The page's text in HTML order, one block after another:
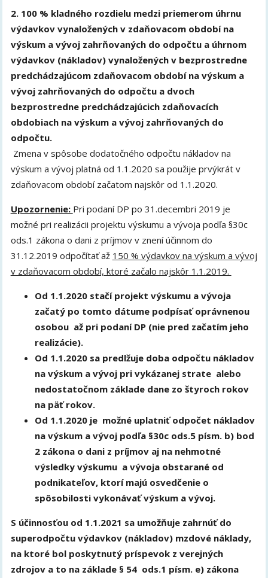
2. 100 % kladného rozdielu medzi priemerom úhrnu
výdavkov vynaložených v zdaňovacom období na
výskum a vývoj zahrňovaných do odpočtu a úhrnom
výdavkov (nákladov) vynaložených v bezprostredne
predchádzajúcom zdaňovacom období na výskum a
vývoj zahrňovaných do odpočtu a dvoch
bezprostredne predchádzajúcich zdaňovacích
obdobiach na výskum a vývoj zahrňovaných do
odpočtu.
Zmena v spôsobe dodatočného odpočtu nákladov na
výskum a vývoj platná od 1.1.2020 sa použije prvýkrát v
zdaňovacom období začatom najskôr od 1.1.2020.
Upozornenie: Pri podaní DP po 31.decembri 2019 je
možné pri realizácii projektu výskumu a vývoja podľa §30c
ods.1 zákona o dani z príjmov v znení účinnom do
31.12.2019 odpočítať až 150 % výdavkov na výskum a vývoj
v zdaňovacom období, ktoré začalo najskôr 1.1.2019.
Od 1.1.2020 stačí projekt výskumu a vývoja
začatý po tomto dátume podpísať oprávnenou
osobou až pri podaní DP (nie pred začatím jeho
realizácie).
Od 1.1.2020 sa predlžuje doba odpočtu nákladov
na výskum a vývoj pri vykázanej strate alebo
nedostatočnom základe dane zo štyroch rokov
na päť rokov.
Od 1.1.2020 je možné uplatniť odpočet nákladov
na výskum a vývoj podľa §30c ods.5 písm. b) bod
2 zákona o dani z príjmov aj na nehmotné
výsledky výskumu a vývoja obstarané od
podnikateľov, ktorí majú osvedčenie o
spôsobilosti vykonávať výskum a vývoj.
S účinnosťou od 1.1.2021 sa umožňuje zahrnúť do
superodpočtu výdavkov (nákladov) mzdové náklady,
na ktoré bol poskytnutý príspevok z verejných
zdrojov a to na základe § 54 ods.1 písm. e) zákona